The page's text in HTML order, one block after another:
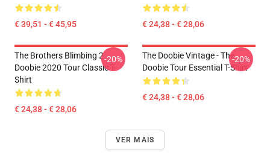
€ 39,51 - € 45,95 € 24,38 - € 28,06
The Brothers Blimbing 2
Doobie 2020 Tour Classic T-
Shirt
€ 24,38 - € 28,06
-20%
The Doobie Vintage - The
Doobie Tour Essential T-Shirt
€ 24,38 - € 28,06
-20%
VER MAIS